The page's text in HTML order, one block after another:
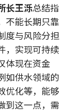
长王泺总结指
不能长期只靠
与风险分担
，实现可持续
体现在资金
如供水领域的
优化等，能够
到这一点，需